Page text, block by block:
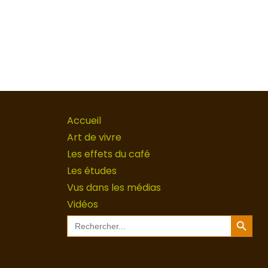
Accueil
Art de vivre
Les effets du café
Les études
Vus dans les médias
Vidéos
Search
for:
Search Button